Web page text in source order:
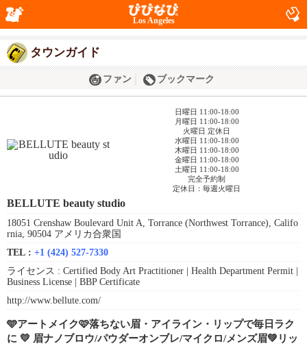
Los Angeles
タウンガイド
ファン ブックマーク
日曜日 11:00-18:00
月曜日 11:00-18:00
火曜日 定休日
水曜日 11:00-18:00
木曜日 11:00-18:00
金曜日 11:00-18:00
土曜日 11:00-18:00
完全予約制
定休日：毎週火曜日
BELLUTE beauty studio
18051 Crenshaw Boulevard Unit A, Torrance (Northwest Torrance), Califo
rnia, 90504 アメリカ合衆国
TEL : +1 (424) 527-7330
ライセンス : Certified Body Art Practitioner | Health Department Permit |
Business License | BBP Certificate
http://www.bellute.com/
🩵アートメイク🩷落ちない眉・アイライン・リップで毎日ラク
に 💛 眉ナノブロウ/パウダーオンブレ/マイクロ/メンズ眉💚リッ